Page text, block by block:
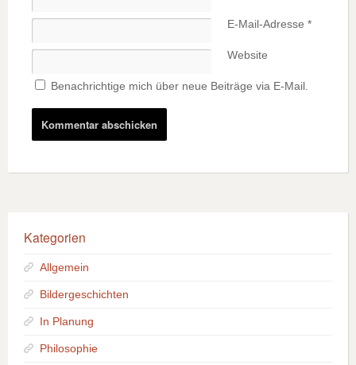
E-Mail-Adresse *
Website
Benachrichtige mich über neue Beiträge via E-Mail.
Kategorien
Allgemein
Bildergeschichten
In Planung
Philosophie